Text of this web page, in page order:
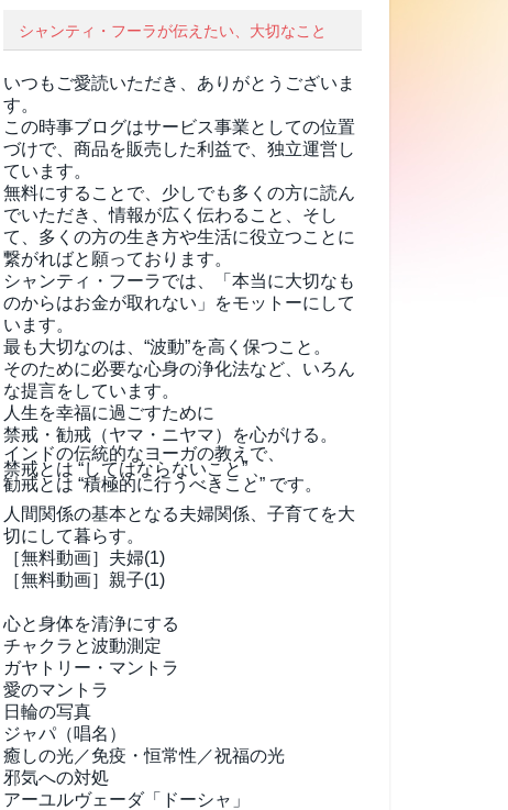
シャンティ・フーラが伝えたい、大切なこと
いつもご愛読いただき、ありがとうございま
す。
この時事ブログはサービス事業としての位置
づけで、商品を販売した利益で、独立運営し
ています。
無料にすることで、少しでも多くの方に読ん
でいただき、情報が広く伝わること、そし
て、 多くの方の生き方や生活に役立つことに
繋がればと願っております。
シャンティ・フーラでは、「本当に大切なも
のからはお金が取れない」をモットーにして
います。
最も大切なのは、“波動”を高く保つこと。
そのために必要な心身の浄化法など、いろん
な提言をしています。
人生を幸福に過ごすために
禁戒・勧戒（ヤマ・ニヤマ）を心がける。
インドの伝統的なヨーガの教えで、
禁戒とは “してはならないこと” 、
勧戒とは “積極的に行うべきこと” です。
人間関係の基本となる夫婦関係、子育てを大
切にして暮らす。
［無料動画］夫婦(1)
［無料動画］親子(1)
心と身体を清浄にする
チャクラと波動測定
ガヤトリー・マントラ
愛のマントラ
日輪の写真
ジャパ（唱名）
癒しの光／免疫・恒常性／祝福の光
邪気への対処
アーユルヴェーダ「ドーシャ」